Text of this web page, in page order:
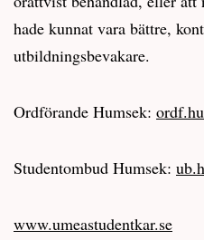
hade kunnat vara bättre,
utbildningsbevakare.
Ordförande Humsek:
Studentombud Humsek:
www.umeastudentkar.se